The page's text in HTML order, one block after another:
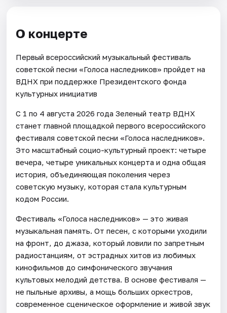
О концерте
Первый всероссийский музыкальный фестиваль
советской песни «Голоса наследников» пройдет на
ВДНХ при поддержке Президентского фонда
культурных инициатив
С 1 по 4 августа 2026 года Зеленый театр ВДНХ
станет главной площадкой первого всероссийского
фестиваля советской песни «Голоса наследников».
Это масштабный социо-культурный проект: четыре
вечера, четыре уникальных концерта и одна общая
история, объединяющая поколения через
советскую музыку, которая стала культурным
кодом России.
Фестиваль «Голоса наследников» — это живая
музыкальная память. От песен, с которыми уходили
на фронт, до джаза, который ловили по запретным
радиостанциям, от эстрадных хитов из любимых
кинофильмов до симфонического звучания
культовых мелодий детства. В основе фестиваля —
не пыльные архивы, а мощь больших оркестров,
современное сценическое оформление и живой звук